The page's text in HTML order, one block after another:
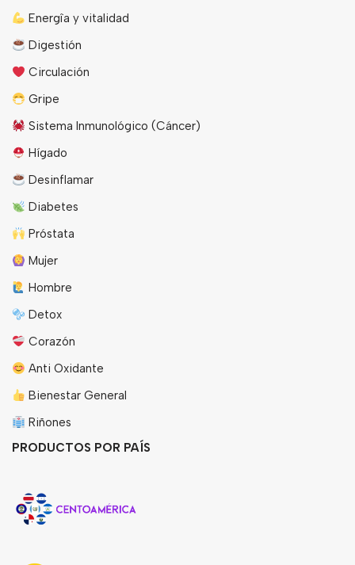
Energîa y vitalidad
Digestión
Circulación
Gripe
Sistema Inmunológico (Cáncer)
Hígado
Desinflamar
Diabetes
Próstata
Mujer
Hombre
Detox
Corazón
Anti Oxidante
Bienestar General
Riñones
PRODUCTOS POR PAÍS